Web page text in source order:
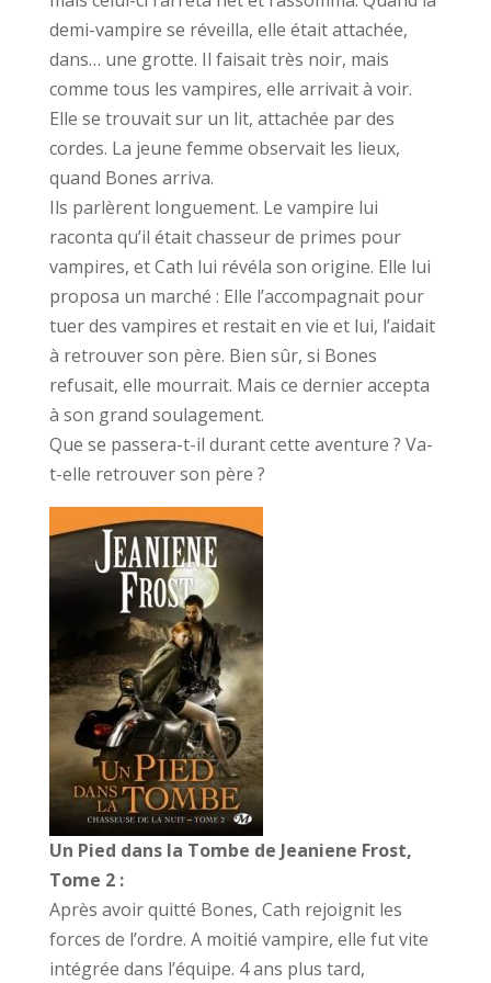
demi-vampire se réveilla, elle était attachée,
dans… une grotte. Il faisait très noir, mais
comme tous les vampires, elle arrivait à voir.
Elle se trouvait sur un lit, attachée par des
cordes. La jeune femme observait les lieux,
quand Bones arriva.
Ils parlèrent longuement. Le vampire lui
raconta qu’il était chasseur de primes pour
vampires, et Cath lui révéla son origine. Elle lui
proposa un marché : Elle l’accompagnait pour
tuer des vampires et restait en vie et lui, l’aidait
à retrouver son père. Bien sûr, si Bones
refusait, elle mourrait. Mais ce dernier accepta
à son grand soulagement.
Que se passera-t-il durant cette aventure ? Va-
t-elle retrouver son père ?
Un Pied dans la Tombe de Jeaniene Frost,
Tome 2 :
Après avoir quitté Bones, Cath rejoignit les
forces de l’ordre. A moitié vampire, elle fut vite
intégrée dans l’équipe. 4 ans plus tard,